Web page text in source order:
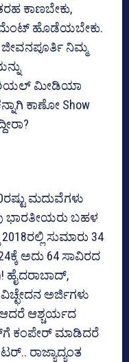
ಕಾಣಬೇಕು,
ಹೊಡೆಯಬೇಕು.
ಜೀವನಪೂರ್ತಿ ನಿಮ್ಮ
ಮೀಡಿಯಾ
ಕಾಣೋ Show
ಮದುವೆಗಳು
ಭಾರತೀಯರು ಬಹಳ
ಸುಮಾರು 34
ಅದು 64 ಸಾವಿರದ
ಹೈದರಾಬಾದ್,
ಅರ್ಜಿಗಳು
ಆದರೆ ಆಶ್ಚರ್ಯದ
ಕಂಪೇರ್ ಮಾಡಿದರೆ
ರಾಜ್ಯಾದ್ಯಂತ